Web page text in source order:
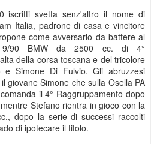
iscritti svetta senz'altro il nome di
Italia, padrone di casa e vincitore
come avversario da battere al
9/90 BMW da 2500 cc. di 4°
della corsa toscana e del tricolore
Simone Di Fulvio. Gli abruzzesi
giovane Simone che sulla Osella PA
il 4° Raggruppamento dopo
Stefano rientra in gioco con la
dopo la serie di successi raccolti
di ipotecare il titolo.